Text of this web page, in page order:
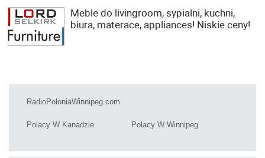
Meble do livingroom, sypialni, kuchni,
biura, materace, appliances! Niskie ceny!
RadioPoloniaWinnipeg.com
Polacy W Kanadzie Polacy W Winnipeg